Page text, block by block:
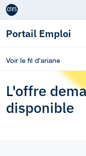
Aller au contenu
Portail Emploi
Voir le fil d'ariane
L'offre
disponible